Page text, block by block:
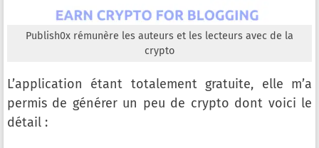
Publish0x rémunère les auteurs et les lecteurs avec de la
crypto
L’application étant totalement gratuite, elle m’a
permis de générer un peu de crypto dont voici le
détail :